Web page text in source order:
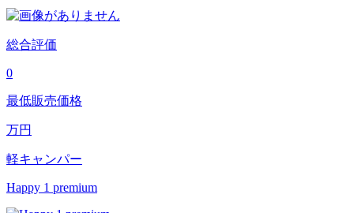
総合評価
0
最低販売価格
万円
軽キャンパー
Happy 1 premium